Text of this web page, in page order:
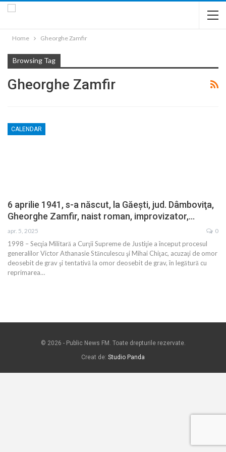
Home Gheorghe Zamfir
Browsing Tag
Gheorghe Zamfir
CALENDAR
6 aprilie 1941, s-a născut, la Găeşti, jud. Dâmboviţa,
Gheorghe Zamfir, naist roman, improvizator,…
apr. 5, 2025 0
1998 – Secţia Militară a Curţii Supreme de Justiţie a început procesul
generalilor Victor Athanasie Stănculescu şi Mihai Chiţac, acuzaţi de omor
deosebit de grav şi tentativă la omor deosebit de grav, în legătură cu
reprimarea…
© 2026 - Public News FM. Toate drepturile rezervate.
Creat de: Studio Panda